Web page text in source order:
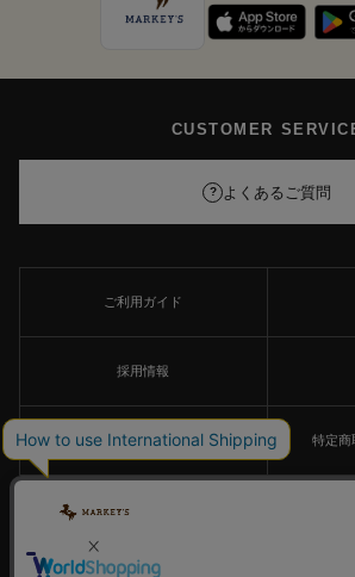
CUSTOMER
? よくあるご質問
ご利用ガイド
採用情報
個人情報保護方針 特定商